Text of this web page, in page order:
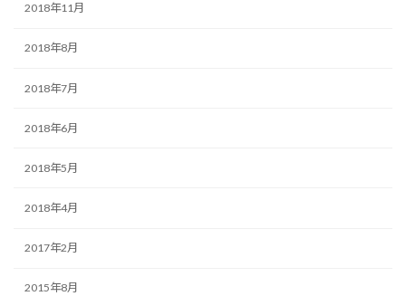
2018年11月
2018年8月
2018年7月
2018年6月
2018年5月
2018年4月
2017年2月
2015年8月